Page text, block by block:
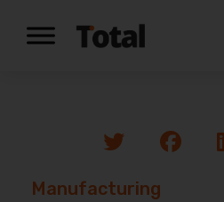
Manufacturing